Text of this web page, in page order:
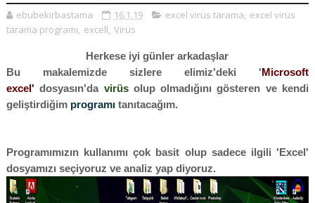
ebubekirbastama 16.1.19 excel virüs tarama, excel virüs
tarama programı, excell, Virüs
Herkese iyi günler arkadaşlar
Bu makalemizde sizlere elimiz'deki 'Microsoft
excel' dosyasın'da virüs olup olmadığını gösteren ve kendi
geliştirdiğim programı tanıtacağım.
Programımızın kullanımı çok basit olup sadece ilgili 'Excel'
dosyamızı seçiyoruz ve analiz yap diyoruz.